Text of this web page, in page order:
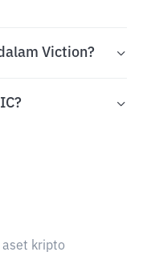
Viction?
aset kripto